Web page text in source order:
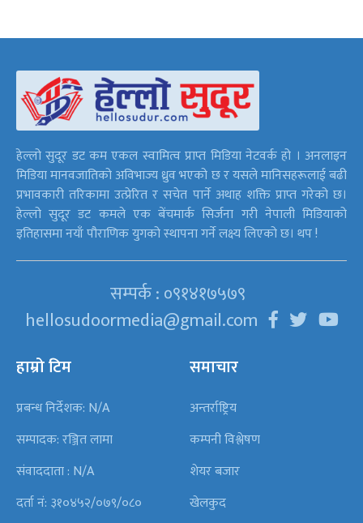
हेल्लो सुदूर डट कम एकल स्वामित्व प्राप्त मिडिया नेटवर्क हो । अनलाइन
मिडिया मानवजातिको अविभाज्य ध्रुव भएको छ र यसले मानिसहरूलाई बढी
प्रभावकारी तरिकामा उत्प्रेरित र सचेत पार्ने अथाह शक्ति प्राप्त गरेको छ।
हेल्लो सुदूर डट कमले एक बेंचमार्क सिर्जना गरी नेपाली मिडियाको
इतिहासमा नयाँ पौराणिक युगको स्थापना गर्ने लक्ष्य लिएको छ। थप !
सम्पर्क : ०९१४१७५७९
hellosudoormedia@gmail.com
हाम्रो टिम
प्रबन्ध निर्देशक: N/A
सम्पादक: रञ्जित लामा
संवाददाता : N/A
दर्ता नं: ३१०४५२/०७९/०८०
समाचार
अन्तर्राष्ट्रिय
कम्पनी विश्लेषण
शेयर बजार
खेलकुद